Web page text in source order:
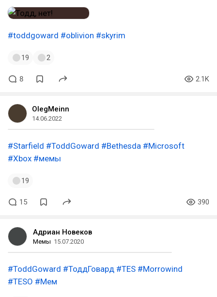
#toddgoward #oblivion #skyrim
19 2
8 2.1K
OlegMeinn
14.06.2022
#Starfield #ToddGoward #Bethesda #Microsoft
#Xbox #мемы
19
15 390
Адриан Новеков
Мемы 15.07.2020
#ToddGoward #ТоддГовард #TES #Morrowind
#TESO #Мем